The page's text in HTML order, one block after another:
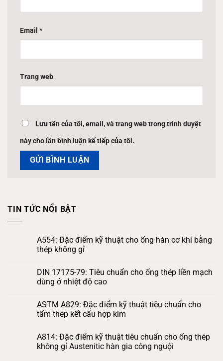
Email *
Trang web
Lưu tên của tôi, email, và trang web trong trình duyệt
này cho lần bình luận kế tiếp của tôi.
TIN TỨC NỔI BẬT
A554: Đặc điểm kỹ thuật cho ống hàn cơ khí bằng
thép không gỉ
DIN 17175-79: Tiêu chuẩn cho ống thép liền mạch
dùng ở nhiệt độ cao
ASTM A829: Đặc điểm kỹ thuật tiêu chuẩn cho
tấm thép kết cấu hợp kim
A814: Đặc điểm kỹ thuật tiêu chuẩn cho ống thép
không gỉ Austenitic hàn gia công nguội